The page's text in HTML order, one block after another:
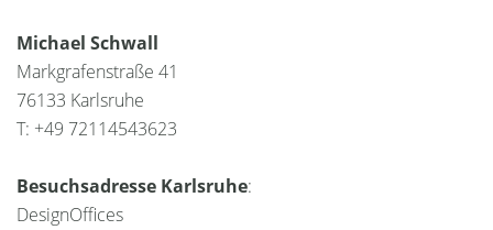
Michael Schwall
Markgrafenstraße 41
76133 Karlsruhe
T: +49 72114543623
Besuchsadresse Karlsruhe:
DesignOffices